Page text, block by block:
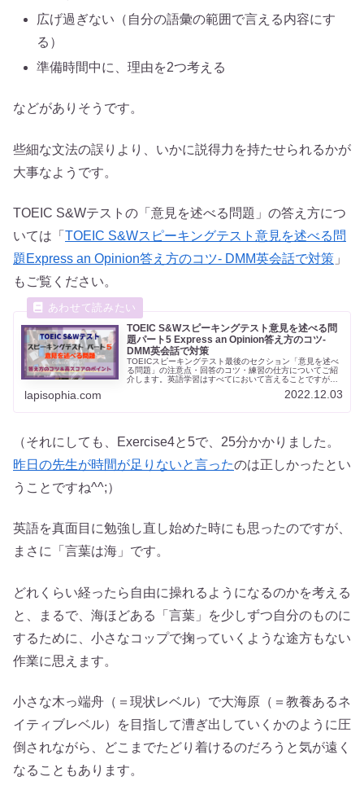
広げ過ぎない（自分の語彙の範囲で言える内容にす
る）
準備時間中に、理由を2つ考える
などがありそうです。
些細な文法の誤りより、いかに説得力を持たせられるかが
大事なようです。
TOEIC S&Wテストの「意見を述べる問題」の答え方につ
いては「 TOEIC S&Wスピーキングテスト意見を述べる問
題Express an Opinion答え方のコツ- DMM英会話で対策 」
もご覧ください。
TOEIC S&Wスピーキングテスト意見を述べる問
題パート5 Express an Opinion答え方のコツ-
DMM英会話で対策
TOEICスピーキングテスト最後のセクション「意見を述べ
る問題」の注意点・回答のコツ・練習の仕方についてご紹
介します。英語学習はすべてにおいて言えることですが、
lapisophia.com 2022.12.03
（それにしても、Exercise4と5で、25分かかりました。
昨日の先生が時間が足りないと言ったのは正しかったとい
うことですね^^;）
英語を真面目に勉強し直し始めた時にも思ったのですが、
まさに「言葉は海」です。
どれくらい経ったら自由に操れるようになるのかを考える
と、まるで、海ほどある「言葉」を少しずつ自分のものに
するために、小さなコップで掬っていくような途方もない
作業に思えます。
小さな木っ端舟（＝現状レベル）で大海原（＝教養あるネ
イティブレベル）を目指して漕ぎ出していくかのように圧
倒されながら、どこまでたどり着けるのだろうと気が遠く
なることもあります。